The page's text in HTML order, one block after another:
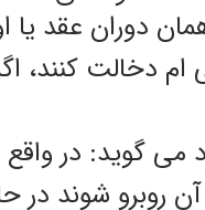
دوران عقد یا
دخالت کنند،
می گوید: در
روبرو شوند